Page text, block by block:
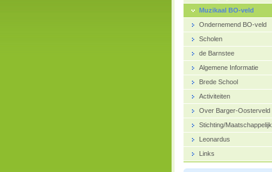
Muzikaal BO-veld
Ondernemend BO-veld
Scholen
de Barnstee
Algemene Informatie
Brede School
Activiteiten
Over Barger-Oosterveld
Stichting/Maatschappelijk
Leonardus
Links